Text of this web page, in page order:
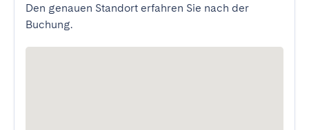
Den genauen Standort erfahren Sie nach der
Buchung.